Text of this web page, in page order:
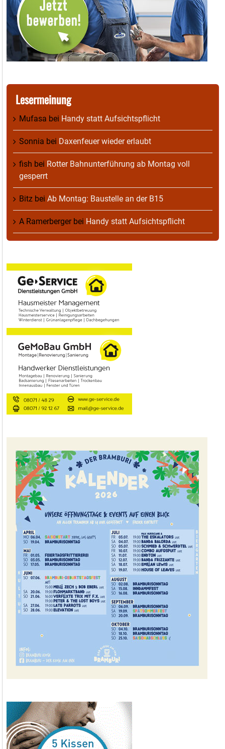
Lesermeinung
Mufasa bei Handy statt Aufsichtspflicht
Sonnia bei Daxenfeuer wieder erlaubt
fish bei Rotter Bahnunterführung ab Montag voll
gesperrt
Bitz bei Ab Montag: Baustelle an der B15
A Ramerbergerbei Handy statt Aufsichtspflicht